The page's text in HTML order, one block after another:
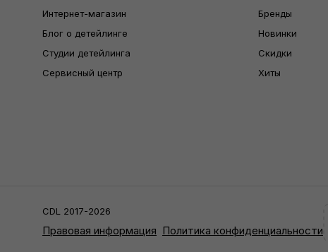
Интернет-магазин
Блог о детейлинге
Студии детейлинга
Сервисный центр
Бренды
Новинки
Скидки
Хиты
CDL 2017-2026
Правовая информация Политика конфиденциальности